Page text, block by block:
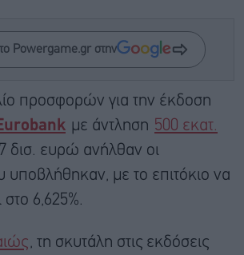
το Powergame.gr στην
προσφορών για την έκδοση
με άντληση 500 εκατ.
δισ. ευρώ ανήλθαν οι
με το επιτόκιο να
6,625%.
, τη σκυτάλη στις εκδόσεις